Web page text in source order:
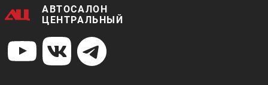
Цена от:
АВТОСАЛОН
ЦЕНТРАЛЬНЫЙ